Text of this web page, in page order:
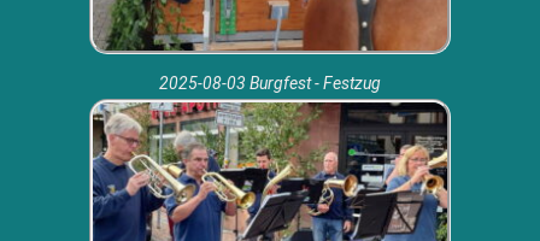
2025-08-03 Burgfest - Festzug